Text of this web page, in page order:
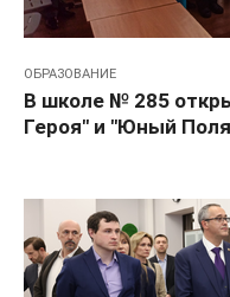
ОБРАЗОВАНИЕ
В школе № 285
Героя" и "Юный